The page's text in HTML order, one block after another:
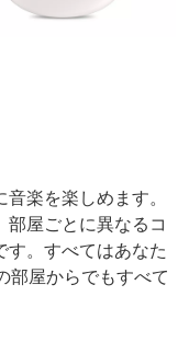
楽を楽しめます。
屋ごとに異なるコ
す。すべてはあなた
部屋からでもすべて